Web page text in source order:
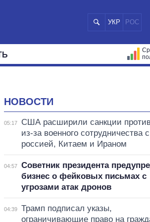
УКР РОС
НОВОСТИ
05:17
США расширили санкции
из-за военного сотрудничества с
россией, Китаем и Ираном
04:57
Советник президента
бизнес о фейковых письмах с
угрозами атак дронов
04:39
Трамп подписал указы,
ограничивающие право на